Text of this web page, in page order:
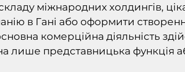
міжнародних холдингів,
в Гані або оформити
комерційна діяльність
лише представницька функція